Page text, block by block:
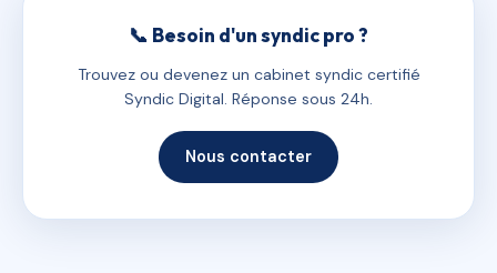
📞 Besoin d'un syndic pro ?
Trouvez ou devenez un cabinet syndic certifié
Syndic Digital. Réponse sous 24h.
Nous contacter